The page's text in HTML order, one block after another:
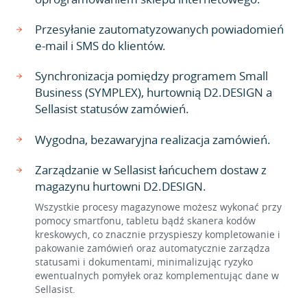
Przesyłanie zautomatyzowanych powiadomień
e-mail i SMS do klientów.
Synchronizacja pomiędzy programem Small
Business (SYMPLEX), hurtownią D2.DESIGN a
Sellasist statusów zamówień.
Wygodna, bezawaryjna realizacja zamówień.
Zarządzanie w Sellasist łańcuchem dostaw z
magazynu hurtowni D2.DESIGN.
Wszystkie procesy magazynowe możesz wykonać przy
pomocy smartfonu, tabletu bądź skanera kodów
kreskowych, co znacznie przyspieszy kompletowanie i
pakowanie zamówień oraz automatycznie zarządza
statusami i dokumentami, minimalizując ryzyko
ewentualnych pomyłek oraz komplementując dane w
Sellasist.